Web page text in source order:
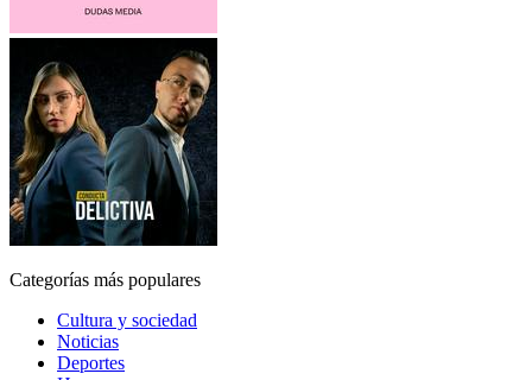
Categorías más populares
Cultura y sociedad
Noticias
Deportes